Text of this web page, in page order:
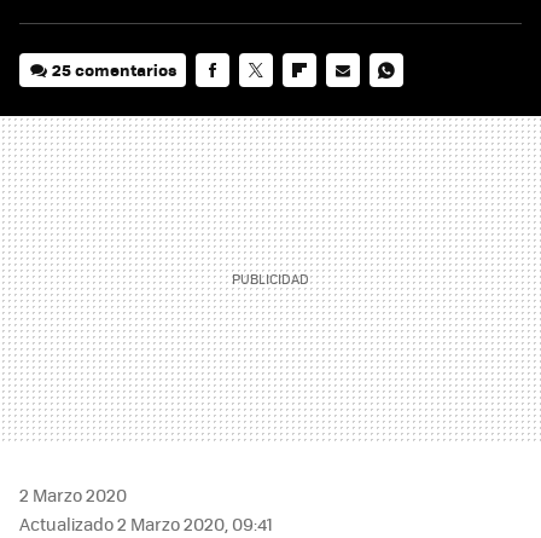
25 comentarios
MAIL
2 Marzo 2020
Actualizado 2 Marzo 2020, 09:41